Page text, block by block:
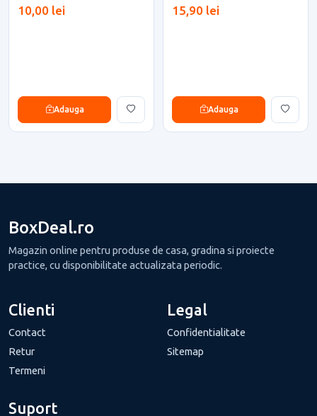
10,00 lei
Adauga
15,90 lei
Adauga
BoxDeal.ro
Magazin online pentru produse de casa, gradina si proiecte
practice, cu disponibilitate actualizata periodic.
Clienti
Contact
Retur
Termeni
Legal
Confidentialitate
Sitemap
Suport